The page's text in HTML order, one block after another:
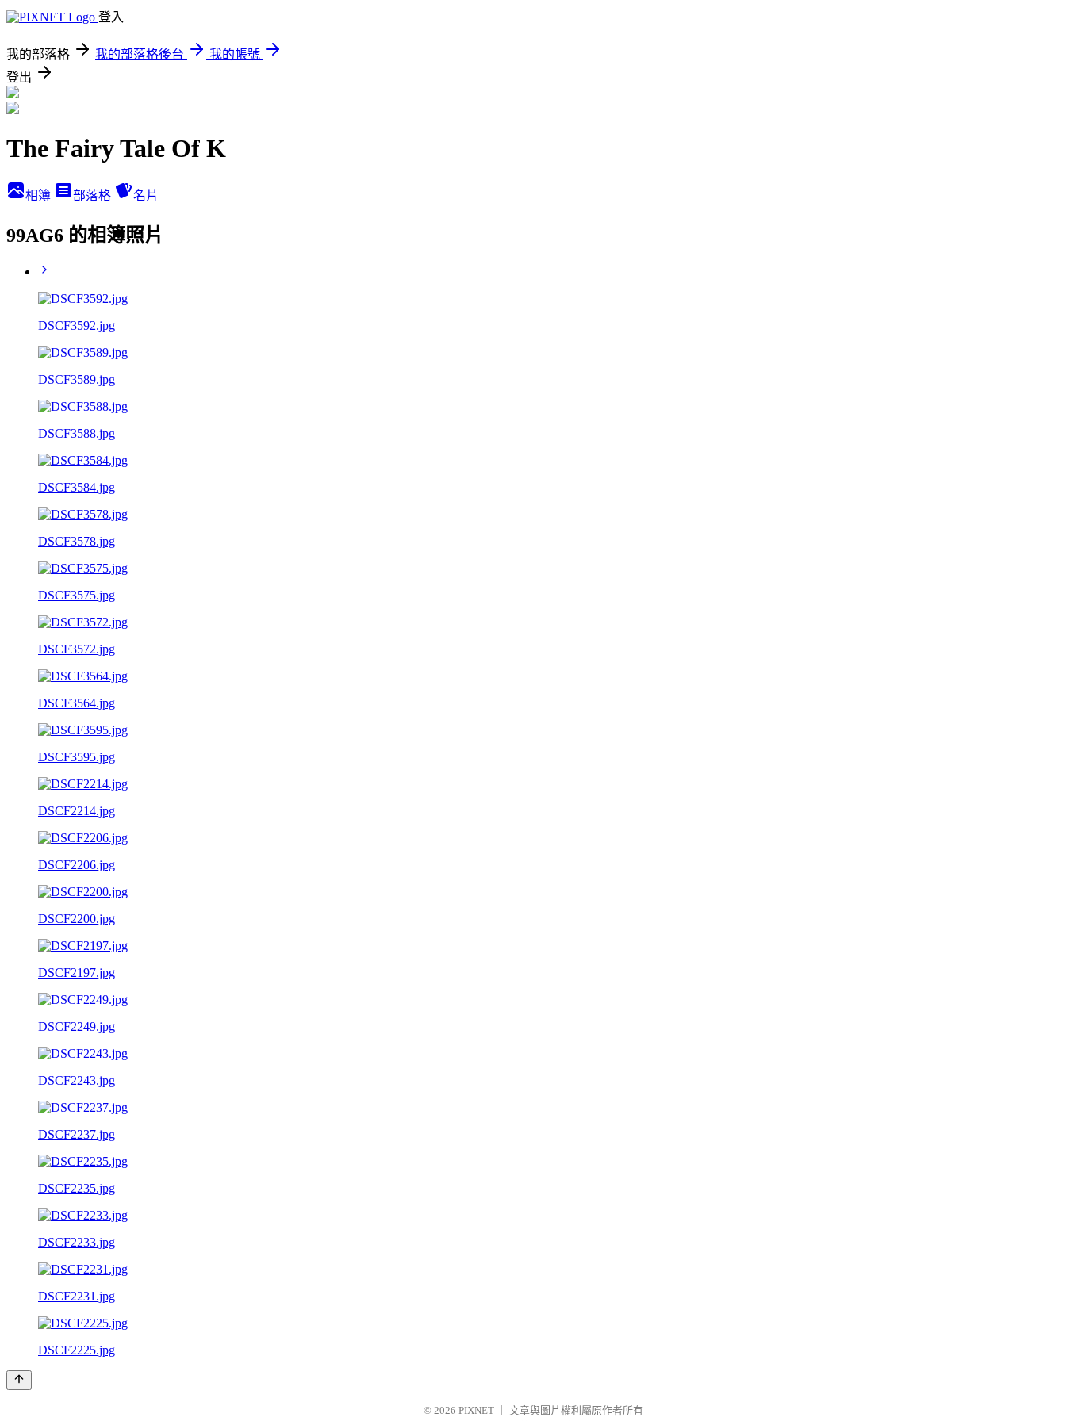
登入
我的部落格 我的部落格後台
我的帳號
登出
The Fairy Tale Of K
相簿 部落格 名片
99AG6 的相簿照片
DSCF3592.jpg
DSCF3589.jpg
DSCF3588.jpg
DSCF3584.jpg
DSCF3578.jpg
DSCF3575.jpg
DSCF3572.jpg
DSCF3564.jpg
DSCF3595.jpg
DSCF2214.jpg
DSCF2206.jpg
DSCF2200.jpg
DSCF2197.jpg
DSCF2249.jpg
DSCF2243.jpg
DSCF2237.jpg
DSCF2235.jpg
DSCF2233.jpg
DSCF2231.jpg
DSCF2225.jpg
© 2026 PIXNET
文章與圖片權利屬原作者所有